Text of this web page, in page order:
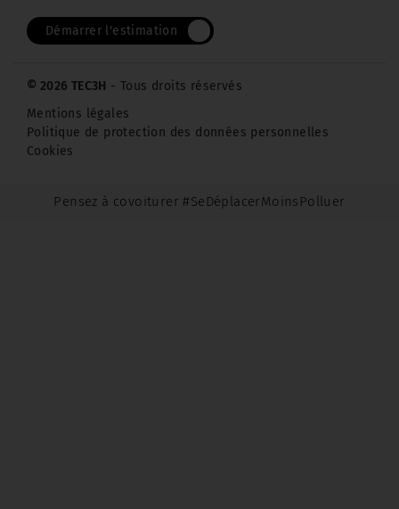
Démarrer l'estimation
© 2026 TEC3H - Tous droits réservés
Mentions légales
Politique de protection des données personnelles
Cookies
Pensez à covoiturer #SeDéplacerMoinsPolluer